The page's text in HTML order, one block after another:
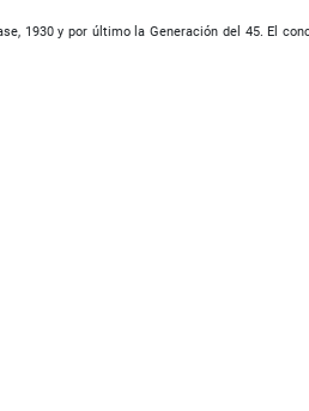
1930 y por último la Generación del 45. El